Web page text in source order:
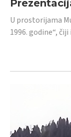
U prostorijama
1996. godine“,